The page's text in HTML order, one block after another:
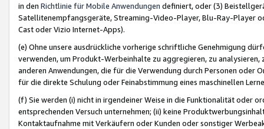
in den Richtlinie für Mobile Anwendungen definiert, oder (3)
Satellitenempfangsgeräte, Streaming-Video-Player, Blu-Ray-Player
Cast oder Vizio Internet-Apps).
(e) Ohne unsere ausdrückliche vorherige schriftliche Genehmigung
verwenden, um Produkt-Werbeinhalte zu aggregieren, zu
anderen Anwendungen, die für die Verwendung durch Personen
für die direkte Schulung oder Feinabstimmung eines maschinellen
(f) Sie werden (i) nicht in irgendeiner Weise in die Funktionalität oder
entsprechenden Versuch unternehmen; (ii) keine
Kontaktaufnahme mit Verkäufern oder Kunden oder sonstiger